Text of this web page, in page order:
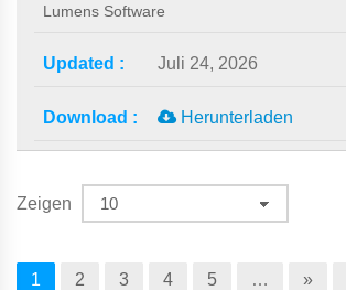
Lumens Software
Juli 24, 2026
Herunterladen
Zeigen
1 2 3 4 5 … »